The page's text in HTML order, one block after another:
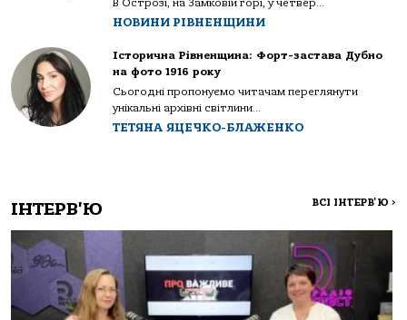
В Острозі, на Замковій горі, у четвер...
НОВИНИ РІВНЕНЩИНИ
Історична Рівненщина: Форт-застава Дубно
на фото 1916 року
Сьогодні пропонуємо читачам переглянути
унікальні архівні світлини...
ТЕТЯНА ЯЦЕЧКО-БЛАЖЕНКО
ІНТЕРВ'Ю ВСІ ІНТЕРВ'Ю >